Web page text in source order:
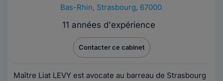
Bas-Rhin, Strasbourg, 67000
11 années d'expérience
Contacter ce cabinet
Maître Liat LEVY est avocate au barreau de Strasbourg